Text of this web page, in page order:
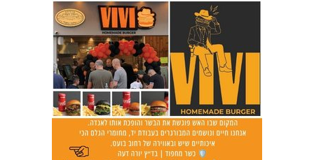
▪️כביש 4 מאלוף שדה עד לאם המושבות ב2
▪️ היתכנות לעומסי תנועה וחסימות על ציר
ז׳בוטינסקי בני ברק.